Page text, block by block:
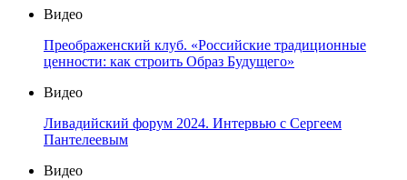
Видео
Преображенский клуб. «Российские традиционные
ценности: как строить Образ Будущего»
Видео
Ливадийский форум 2024. Интервью с Сергеем
Пантелеевым
Видео